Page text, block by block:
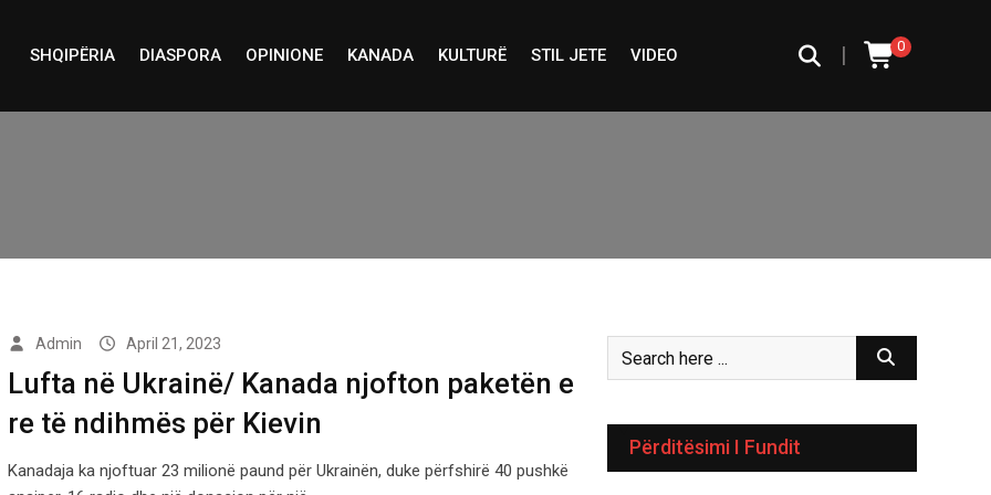
SHQIPËRIA DIASPORA OPINIONE KANADA KULTURË STIL JETE VIDEO 0
|
Admin April 21, 2023
Lufta në Ukrainë/ Kanada njofton paketën e
re të ndihmës për Kievin
Kanadaja ka njoftuar 23 milionë paund për Ukrainën, duke përfshirë 40 pushkë
Përditësimi I Fundit